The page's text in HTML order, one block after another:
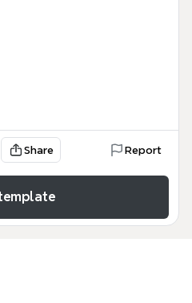
Share Report